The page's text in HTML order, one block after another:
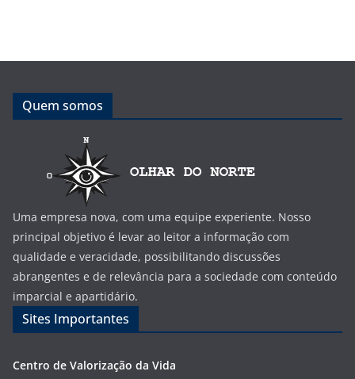
Quem somos
Uma empresa nova, com uma equipe experiente. Nosso
principal objetivo é levar ao leitor a informação com
qualidade e veracidade, possibilitando discussões
abrangentes e de relevância para a sociedade com conteúdo
imparcial e apartidário.
Sites Importantes
Centro de Valorização da Vida